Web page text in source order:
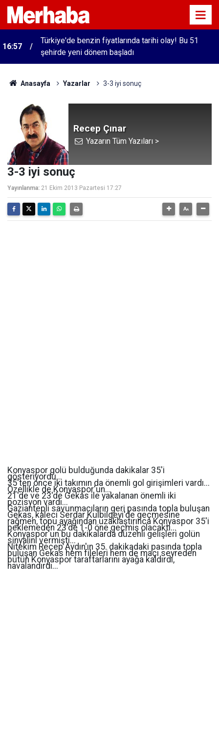
16:57
Türkiye'de benzin fiyatlarında tarihi olay! Bu 51
şehirde yeni dönem başladı
Anasayfa Yazarlar 3-3 iyi sonuç
Recep Çınar
Yazarın Tüm Yazıları >
3-3 iyi sonuç
Yayınlanma: 21 Ekim 2013 Pazartesi 17:27
Konyaspor golü bulduğunda dakikalar 35'i
gösteriyordu...
35'ten önce iki takımın da önemli gol girişimleri vardı...
Özellikle de Konyaspor'un...
21'de ve 23'de Gekas ile yakalanan önemli iki
pozisyon vardı...
Gaziantepli savunmacıların geri pasında topla buluşan
Gekas, kaleci Serdar Kulbilgeyi'de geçmesine
rağmen, topu ayağından uzaklaştırınca Konyaspor 35'i
beklemeden 23'de 1-0 öne geçmiş olacaktı...
Konyaspor'un bu dakikalarda düzenli gelişleri golün
sinyalini vermişti...
Nitekim Recep Aydın'ın 35. dakikadaki pasında topla
buluşan Gekas hem fileleri hem de maçı seyreden
bütün Konyaspor taraftarlarını ayağa kaldırdı,
havalandırdı...